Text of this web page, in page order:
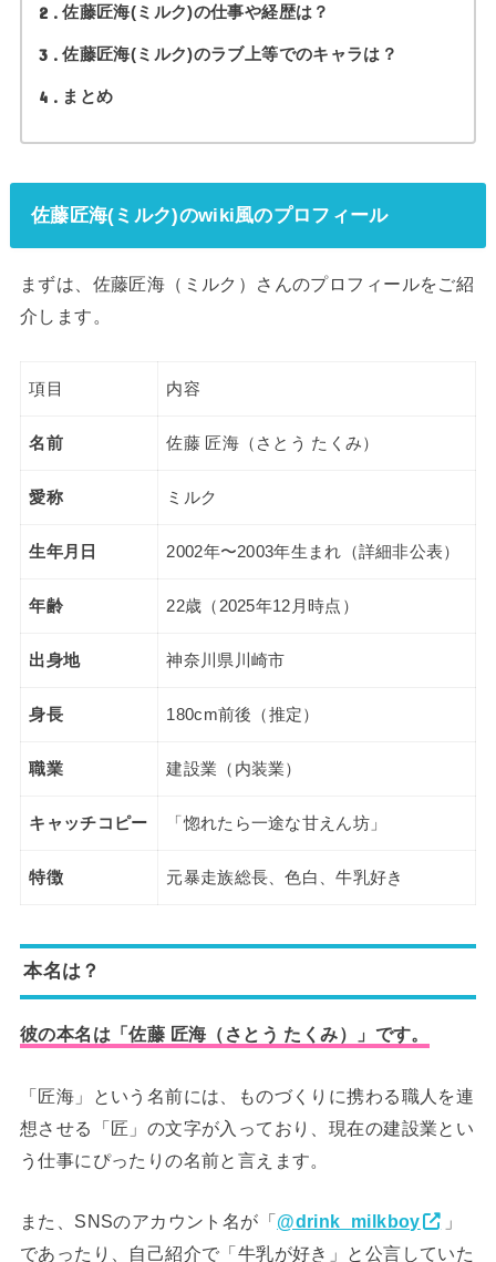
2 佐藤匠海(ミルク)の仕事や経歴は？
3 佐藤匠海(ミルク)のラブ上等でのキャラは？
4 まとめ
佐藤匠海(ミルク)のwiki風のプロフィール
まずは、佐藤匠海（ミルク）さんのプロフィールをご紹
介します。
項目 内容
名前 佐藤 匠海（さとう たくみ）
愛称 ミルク
生年月日 2002年〜2003年生まれ（詳細非公表）
年齢 22歳（2025年12月時点）
出身地 神奈川県川崎市
身長 180cm前後（推定）
職業 建設業（内装業）
キャッチコピー 「惚れたら一途な甘えん坊」
特徴 元暴走族総長、色白、牛乳好き
本名は？
彼の本名は「佐藤 匠海（さとう たくみ）」です。
「匠海」という名前には、ものづくりに携わる職人を連
想させる「匠」の文字が入っており、現在の建設業とい
う仕事にぴったりの名前と言えます。
また、SNSのアカウント名が「@drink_milkboy
」
であったり、自己紹介で「牛乳が好き」と公言していた